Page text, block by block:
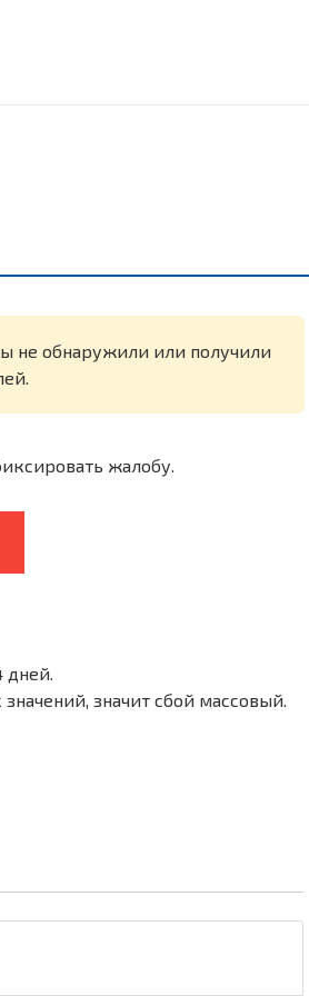
не обнаружили или получили
жалобу.
дней.
значит сбой массовый.